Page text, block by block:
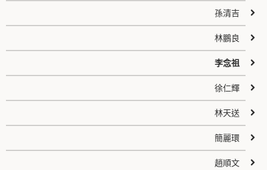
孫清吉
林鵬良
李念祖
徐仁輝
林天送
簡麗環
趙順文